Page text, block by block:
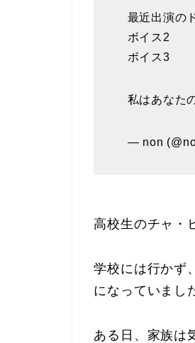
最近出演の
ボイス2
ボイス3
私はあなた
— non
高校生のチャ・
学校には行かず
になっていまし
ある日、家族は